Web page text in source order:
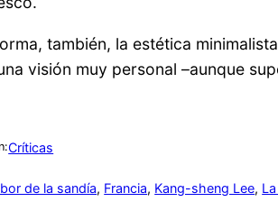
también, la estética
visión muy personal –aunque
Críticas
de la sandía, Francia, Kang-sheng Lee,